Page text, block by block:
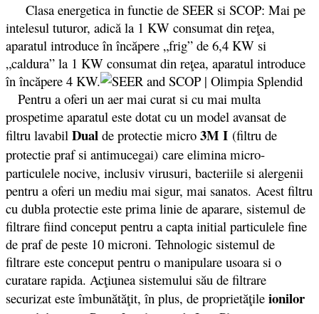
Clasa energetica in functie de SEER si SCOP: Mai pe
intelesul tuturor, adică la 1 KW consumat din reţea,
aparatul introduce în încăpere „frig” de 6,4 KW si
„caldura” la 1 KW consumat din reţea, aparatul introduce
în încăpere 4 KW.
Pentru a oferi un aer mai curat si cu mai multa
prospetime aparatul este dotat cu un model avansat de
filtru lavabil Dual de protectie micro 3M I (filtru de
protectie praf si antimucegai) care elimina micro-
particulele nocive, inclusiv virusuri, bacteriile si alergenii
pentru a oferi un mediu mai sigur, mai sanatos. Acest filtru
cu dubla protectie este prima linie de aparare, sistemul de
filtrare fiind conceput pentru a capta initial particulele fine
de praf de peste 10 microni. Tehnologic sistemul de
filtrare este conceput pentru o manipulare usoara si o
curatare rapida. Acţiunea sistemului său de filtrare
securizat este îmbunătăţit, în plus, de proprietăţile ionilor